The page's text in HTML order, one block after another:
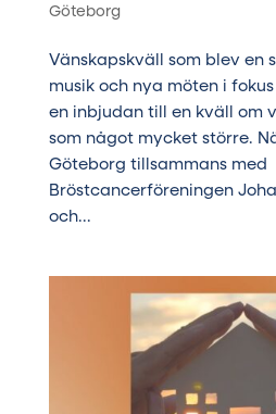
Göteborg
Vänskapskväll som blev en
musik och nya möten i
en inbjudan till en kväll om
som något mycket större.
Göteborg tillsammans med
Bröstcancerföreningen
och...